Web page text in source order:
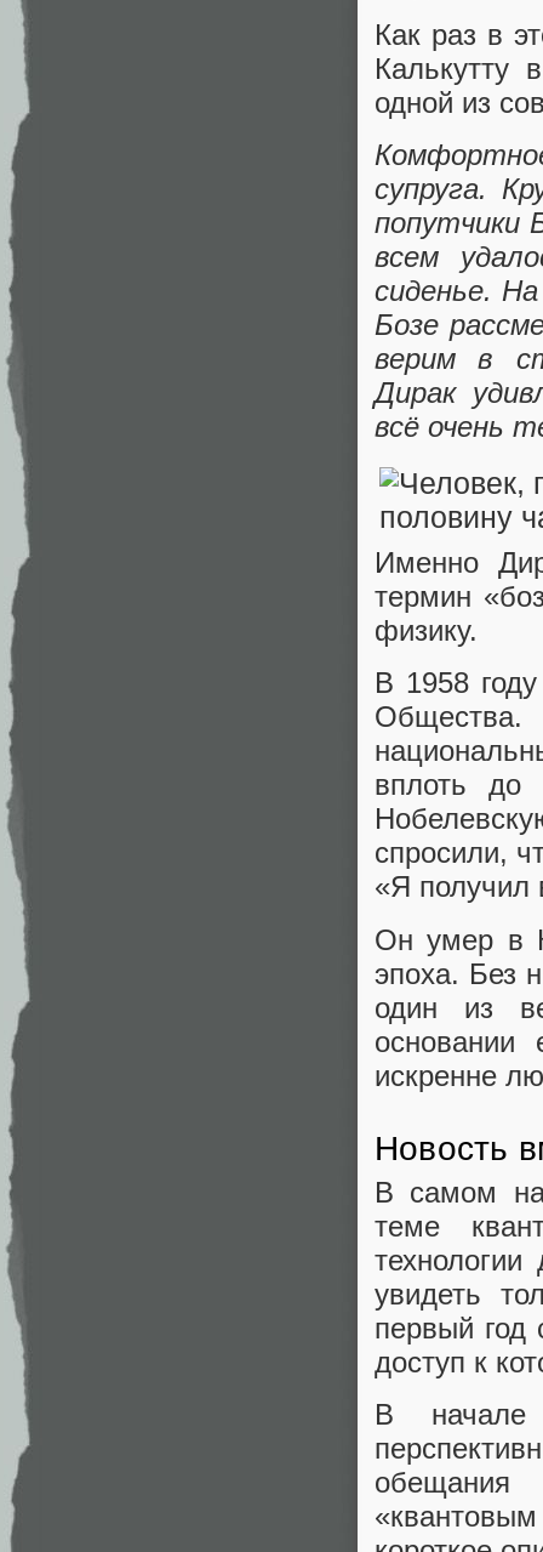
Как раз в
Калькутту
одной из
супруга.
попутчики
всем
сиденье.
Бозе
верим в
Дирак
всё очень
Именно
термин
физику.
В 1958
вплоть до
спросили,
«Я получил
Он умер в
эпоха. Без
один из
искренне
Новость
В самом
теме
увидеть
первый год
доступ к
В начале
обещания